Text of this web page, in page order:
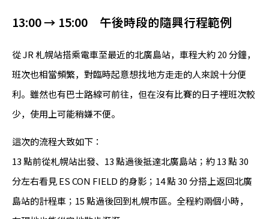
13:00 → 15:00 午後時段的隨興行程範例
從 JR 札幌站搭乘電車至最近的北廣島站，車程大約 20 分鐘，
班次也相當頻繁，對臨時起意想找地方走走的人來說十分便
利。雖然也有巴士路線可前往，但在沒有比賽的日子裡班次較
少，使用上可能稍嫌不便。
這次的流程大致如下：
13 點前從札幌站出發、13 點過後抵達北廣島站；約 13 點 30
分左右看見 ES CON FIELD 的身影；14 點 30 分搭上返回北廣
島站的計程車；15 點過後回到札幌市區。全程約兩個小時，